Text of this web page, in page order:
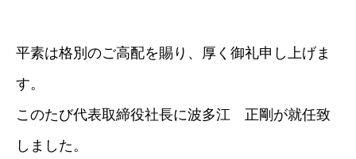
平素は格別のご高配を賜り、厚く御礼申し上げま
す。
このたび代表取締役社長に波多江 正剛が就任致
しました。